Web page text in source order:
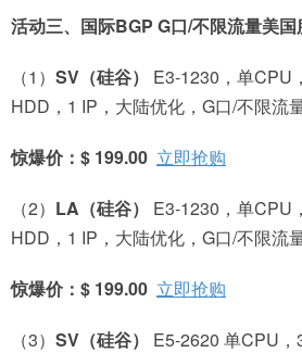
活动三、国际BGP G口/不限流量美
（1） SV （硅谷）
E3-1230，单CPU
HDD，1 IP，大陆优化，G口/不限流
惊爆价：$ 199.00 立即抢购
（2） LA （硅谷）
E3-1230，单CPU
HDD，1 IP，大陆优化，G口/不限流
惊爆价：$ 199.00 立即抢购
（3） SV （硅谷）
E5-2620 单CPU，